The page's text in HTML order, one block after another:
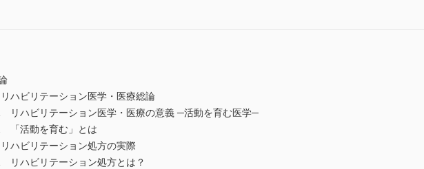
ビリテーション医学・医療総論
ビリテーション医学・医療の意義 ─活動を育む医学─
活動を育む」とは
ビリテーション処方の実際
ビリテーション処方とは？